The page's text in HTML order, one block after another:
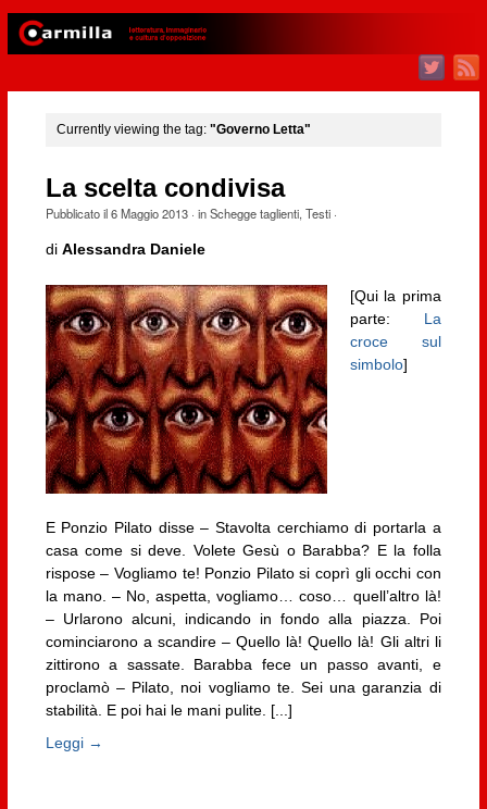
Currently viewing the tag: "Governo Letta"
La scelta condivisa
Pubblicato il6 Maggio 2013· inSchegge taglienti, Testi·
di Alessandra Daniele
[Qui la prima
parte: La
croce sul
simbolo]
E Ponzio Pilato disse – Stavolta cerchiamo di portarla a
casa come si deve. Volete Gesù o Barabba? E la folla
rispose – Vogliamo te! Ponzio Pilato si coprì gli occhi con
la mano. – No, aspetta, vogliamo… coso… quell’altro là!
– Urlarono alcuni, indicando in fondo alla piazza. Poi
cominciarono a scandire – Quello là! Quello là! Gli altri li
zittirono a sassate. Barabba fece un passo avanti, e
proclamò – Pilato, noi vogliamo te. Sei una garanzia di
stabilità. E poi hai le mani pulite. [...]
Leggi →